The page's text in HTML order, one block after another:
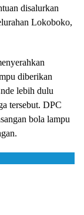
disalurkan
Lokoboko,
diberikan
lebih dulu
tersebut. DPC
bola lampu